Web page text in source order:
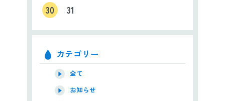
30
31
カテゴリー
全て
お知らせ